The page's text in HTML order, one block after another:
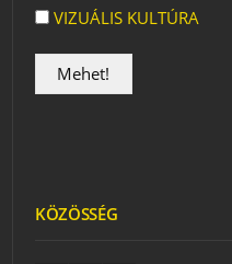
VIZUÁLIS KULTÚRA
KÖZÖSSÉG